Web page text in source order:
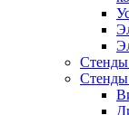
Стенды
Стенды